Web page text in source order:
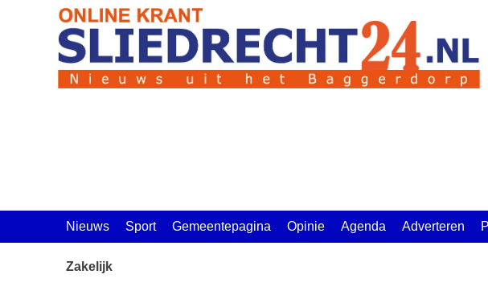
Nieuws Sport Gemeentepagina Opinie Agenda Adverteren
Zakelijk